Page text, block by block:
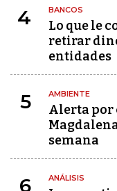
4 BANCOS
Lo que le
retirar
entidades
5 AMBIENTE
Alerta por
semana
6 ANÁLISIS